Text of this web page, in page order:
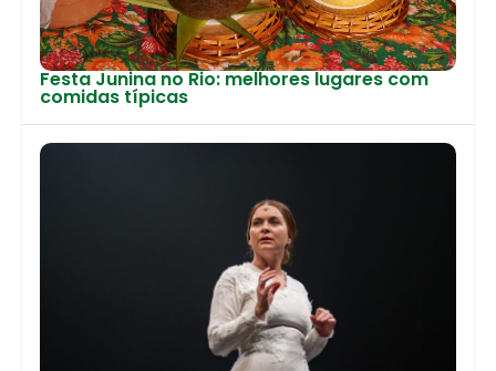
Festa Junina no Rio: melhores lugares com
comidas típicas